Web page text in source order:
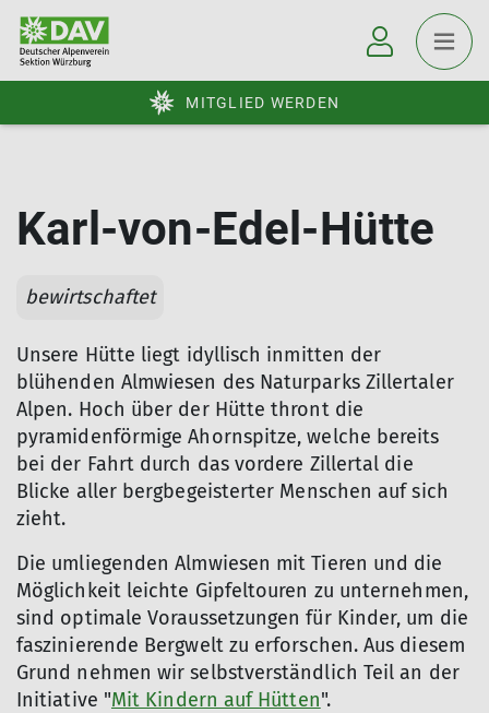
MITGLIED WERDEN
Karl-von-Edel-Hütte
bewirtschaftet
Unsere Hütte liegt idyllisch inmitten der
blühenden Almwiesen des Naturparks Zillertaler
Alpen. Hoch über der Hütte thront die
pyramidenförmige Ahornspitze, welche bereits
bei der Fahrt durch das vordere Zillertal die
Blicke aller bergbegeisterter Menschen auf sich
zieht.
Die umliegenden Almwiesen mit Tieren und die
Möglichkeit leichte Gipfeltouren zu unternehmen,
sind optimale Voraussetzungen für Kinder, um die
faszinierende Bergwelt zu erforschen. Aus diesem
Grund nehmen wir selbstverständlich Teil an der
Initiative "Mit Kindern auf Hütten".